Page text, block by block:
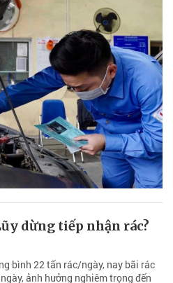
dừng tiếp nhận rác?
bình 22 tấn rác/ngày, nay bãi rác
ảnh hưởng nghiêm trọng đến